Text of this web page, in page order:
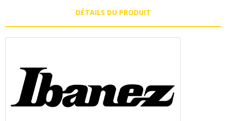
DÉTAILS DU PRODUIT